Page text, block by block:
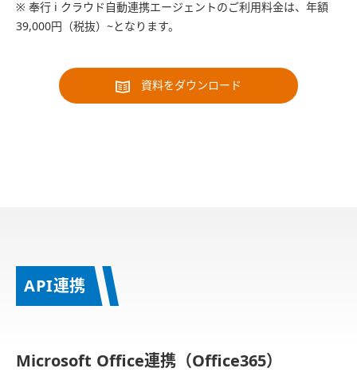
※ 奉行 i クラウド自動連携エージェントのご利用料金は、年額
39,000円（税抜）~となります。
資料をダウンロード
API連携
Microsoft Office連携（Office365）